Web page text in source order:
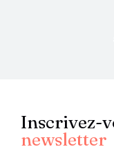
Inscrivez-
newsletter